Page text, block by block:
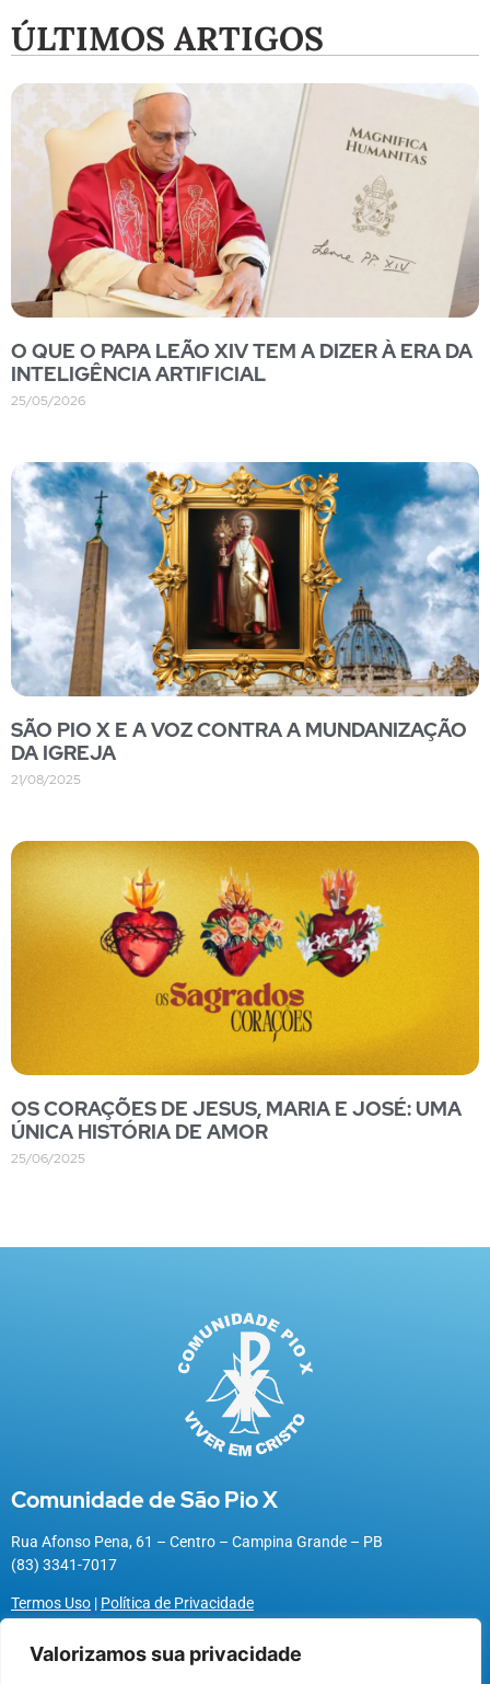
Valorizamos sua privacidade
ÚLTIMOS ARTIGOS
O QUE O PAPA LEÃO XIV TEM A DIZER À ERA DA
INTELIGÊNCIA ARTIFICIAL
25/05/2026
SÃO PIO X E A VOZ CONTRA A MUNDANIZAÇÃO
DA IGREJA
21/08/2025
OS CORAÇÕES DE JESUS, MARIA E JOSÉ: UMA
ÚNICA HISTÓRIA DE AMOR
25/06/2025
Comunidade de São Pio X
Rua Afonso Pena, 61 – Centro – Campina Grande – PB
(83) 3341-7017
Termos Uso | Política de Privacidade